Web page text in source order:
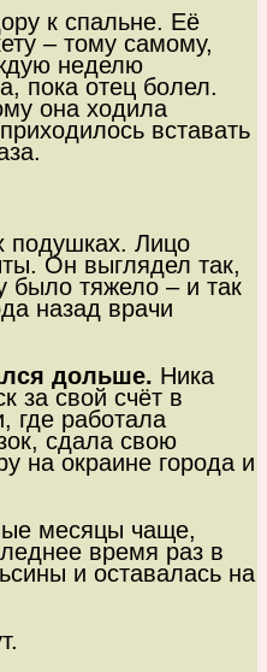
к спальне. Её
– тому самому,
неделю
пока отец болел.
она ходила
вставать
подушках. Лицо
Он выглядел так,
было тяжело – и так
назад врачи
дольше. Ника
за свой счёт в
где работала
сдала свою
на окраине города и
месяцы чаще,
время раз в
и оставалась на